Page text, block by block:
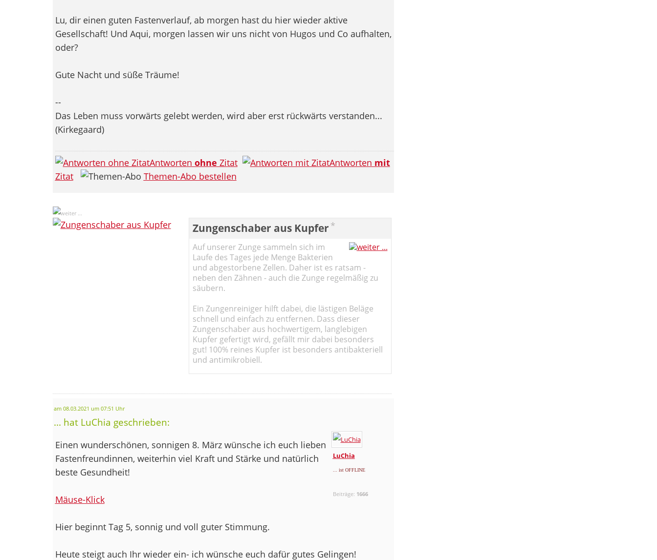
Lu, dir einen guten Fastenverlauf, ab morgen hast du hier wieder aktive
Gesellschaft! Und Aqui, morgen lassen wir uns nicht von Hugos und Co aufhalten,
oder?
Gute Nacht und süße Träume!
--
Das Leben muss vorwärts gelebt werden, wird aber erst rückwärts verstanden...
(Kirkegaard)
Antworten ohne Zitat Antworten mit
Zitat
Themen-Abo bestellen
Zungenschaber aus Kupfer *
Auf unserer Zunge sammeln sich im
Laufe des Tages jede Menge Bakterien
und abgestorbene Zellen. Daher ist es ratsam -
neben den Zähnen - auch die Zunge regelmäßig zu
säubern.
Ein Zungenreiniger hilft dabei, die lästigen Beläge
schnell und einfach zu entfernen. Dass dieser
Zungenschaber aus hochwertigem, langlebigen
Kupfer gefertigt wird, gefällt mir dabei besonders
gut! 100% reines Kupfer ist besonders antibakteriell
und antimikrobiell.
am 08.03.2021 um 07:51 Uhr
... hat LuChia geschrieben:
LuChia
... ist OFFLINE
Beiträge: 1666
Einen wunderschönen, sonnigen 8. März wünsche ich euch lieben
Fastenfreundinnen, weiterhin viel Kraft und Stärke und natürlich
beste Gesundheit!
Mäuse-Klick
Hier beginnt Tag 5, sonnig und voll guter Stimmung.
Heute steigt auch Ihr wieder ein- ich wünsche euch dafür gutes Gelingen!